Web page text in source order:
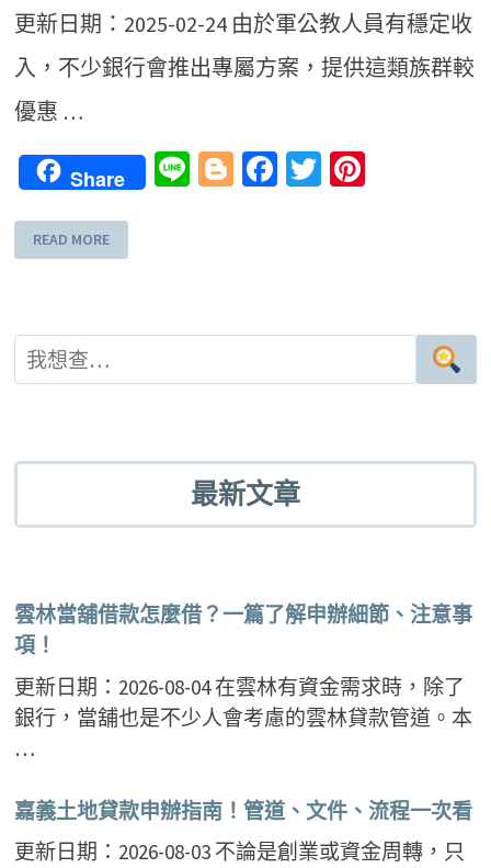
更新日期：2025-02-24 由於軍公教人員有穩定收
入，不少銀行會推出專屬方案，提供這類族群較
優惠 …
Share LineBlogger
Facebook
Twitter
READ MORE
最新文章
雲林當舖借款怎麼借？一篇了解申辦細節、注意事
項！
更新日期：2026-08-04 在雲林有資金需求時，除了
銀行，當舖也是不少人會考慮的雲林貸款管道。本
…
嘉義土地貸款申辦指南！管道、文件、流程一次看
更新日期：2026-08-03 不論是創業或資金周轉，只